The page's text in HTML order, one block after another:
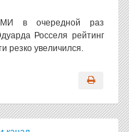
в очередной раз
Росселя рейтинг
резко увеличился.